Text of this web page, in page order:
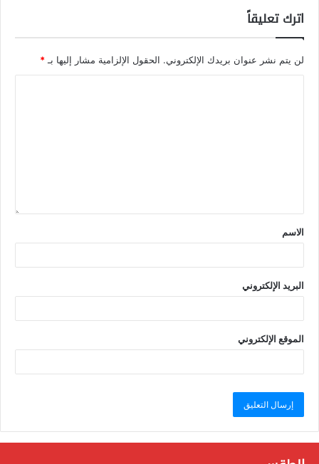
اترك تعليقاً
لن يتم نشر عنوان بريدك الإلكتروني. الحقول الإلزامية مشار إليها بـ *
الاسم
البريد الإلكتروني
الموقع الإلكتروني